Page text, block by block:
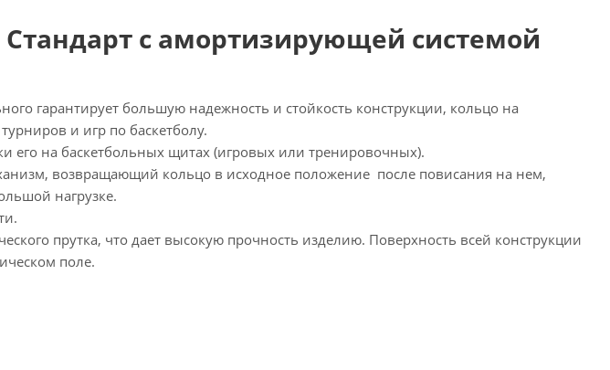
Стандарт с амортизирующей системой
гарантирует большую надежность и стойкость конструкции, кольцо на
и игр по баскетболу.
его на баскетбольных щитах (игровых или тренировочных).
возвращающий кольцо в исходное положение после повисания на нем,
нагрузке.
прутка, что дает высокую прочность изделию. Поверхность всей конструкции
поле.